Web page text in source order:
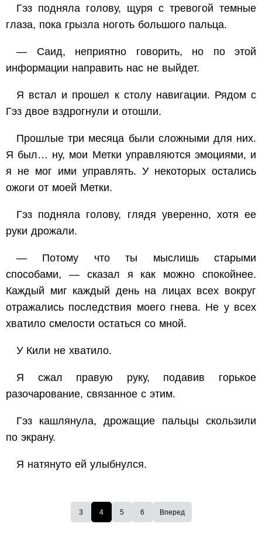
Гэз подняла голову, щуря с тревогой темные
глаза, пока грызла ноготь большого пальца.
— Саид, неприятно говорить, но по этой
информации направить нас не выйдет.
Я встал и прошел к столу навигации. Рядом с
Гэз двое вздрогнули и отошли.
Прошлые три месяца были сложными для них.
Я был… ну, мои Метки управляются эмоциями, и
я не мог ими управлять. У некоторых остались
ожоги от моей Метки.
Гэз подняла голову, глядя уверенно, хотя ее
руки дрожали.
— Потому что ты мыслишь старыми
способами, — сказал я как можно спокойнее.
Каждый миг каждый день на лицах всех вокруг
отражались последствия моего гнева. Не у всех
хватило смелости остаться со мной.
У Кили не хватило.
Я сжал правую руку, подавив горькое
разочарование, связанное с этим.
Гэз кашлянула, дрожащие пальцы скользили
по экрану.
Я натянуто ей улыбнулся.
3 4 5 6 Вперед